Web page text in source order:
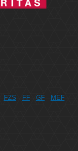
FZS FF GF
MEF